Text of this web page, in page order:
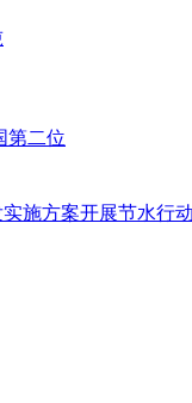
第二位
施方案开展节水行